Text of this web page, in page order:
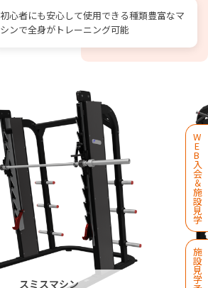
初心者にも安心して使用できる種類豊富なマ
シンで全身がトレーニング可能
スミスマシン
W
E
B
入
会
＆
施
設
見
学
施
設
見
学